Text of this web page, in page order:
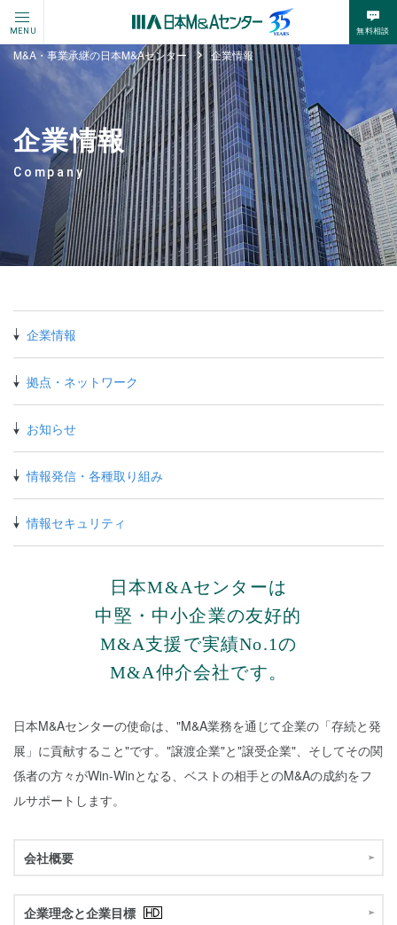
MENU 無料相談
M&A・事業承継の日本M&Aセンター 企業情報
企業情報
Company
企業情報
拠点・ネットワーク
お知らせ
情報発信・各種取り組み
情報セキュリティ
日本M&Aセンターは
中堅・中小企業の友好的
M&A支援で実績No.1の
M&A仲介会社です。
日本M&Aセンターの使命は、"M&A業務を通じて企業の「存続と発
展」に貢献すること"です。"譲渡企業"と"譲受企業"、そしてその関
係者の方々がWin-Winとなる、ベストの相手とのM&Aの成約をフ
ルサポートします。
会社概要
企業理念と企業目標